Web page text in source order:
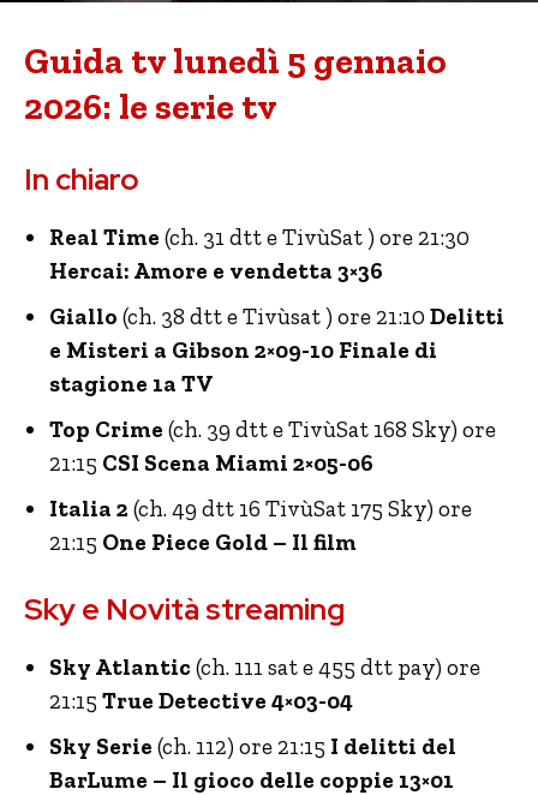
Guida tv lunedì 5 gennaio
2026: le serie tv
In chiaro
Real Time (ch. 31 dtt e TivùSat ) ore 21:30
Hercai: Amore e vendetta 3×36
Giallo (ch. 38 dtt e Tivùsat ) ore 21:10 Delitti
e Misteri a Gibson 2×09-10 Finale di
stagione 1a TV
Top Crime (ch. 39 dtt e TivùSat 168 Sky) ore
21:15 CSI Scena Miami 2×05-06
Italia 2(ch. 49 dtt 16 TivùSat 175 Sky) ore
21:15 One Piece Gold – Il film
Sky e Novità streaming
Sky Atlantic (ch. 111 sat e 455 dtt pay) ore
21:15 True Detective 4×03-04
Sky Serie (ch. 112) ore 21:15 I delitti del
BarLume – Il gioco delle coppie 13×01